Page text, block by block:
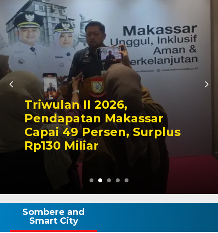
Kapolres Wajo Ziarah ke
Makam La Maddukkelleng,
Tegaskan Komitmen
Mengabdi untuk Tanah
Wajo
Sombere and
Smart City